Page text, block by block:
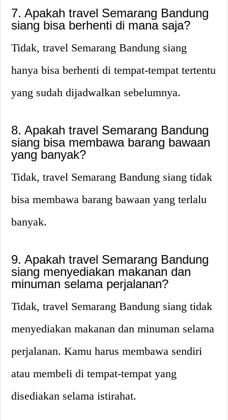
7. Apakah travel Semarang Bandung
siang bisa berhenti di mana saja?
Tidak, travel Semarang Bandung siang
hanya bisa berhenti di tempat-tempat tertentu
yang sudah dijadwalkan sebelumnya.
8. Apakah travel Semarang Bandung
siang bisa membawa barang bawaan
yang banyak?
Tidak, travel Semarang Bandung siang tidak
bisa membawa barang bawaan yang terlalu
banyak.
9. Apakah travel Semarang Bandung
siang menyediakan makanan dan
minuman selama perjalanan?
Tidak, travel Semarang Bandung siang tidak
menyediakan makanan dan minuman selama
perjalanan. Kamu harus membawa sendiri
atau membeli di tempat-tempat yang
disediakan selama istirahat.